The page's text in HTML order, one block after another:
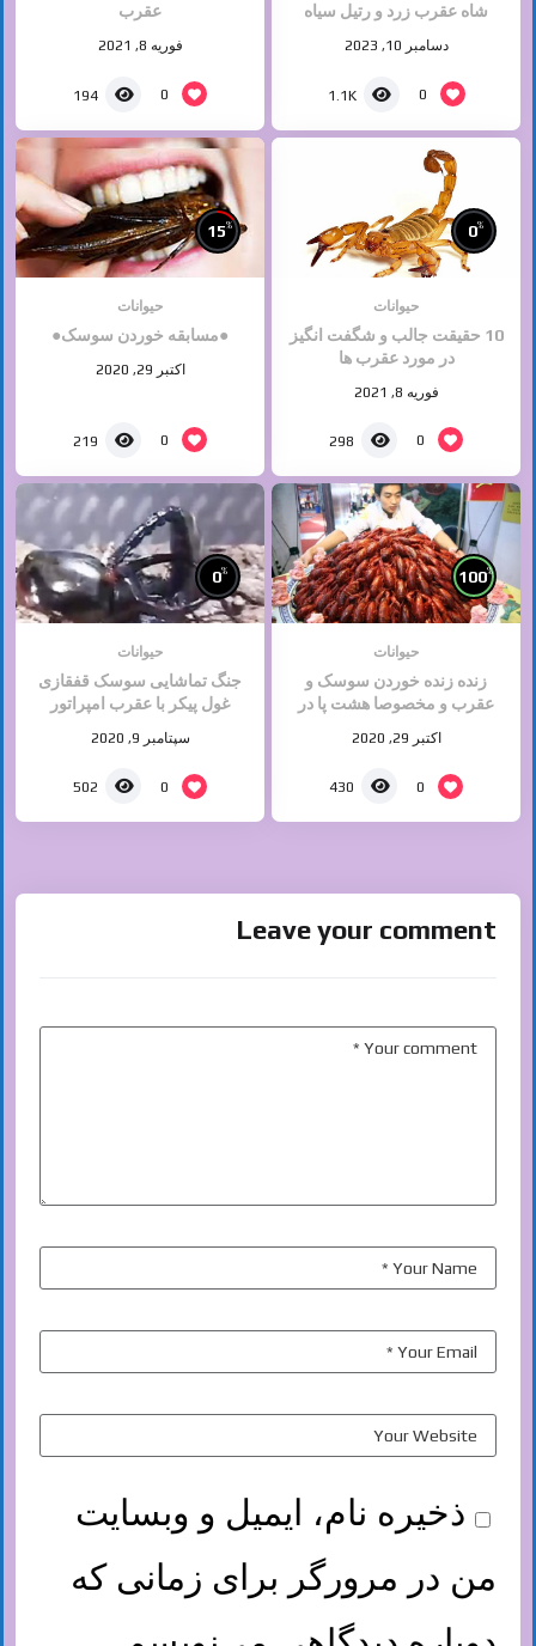
شاه عقرب زرد و رتیل سیاه
دسامبر 10, 2023
0
1.1K
عقرب
فوریه 8, 2021
0
194
0%
حیوانات
10 حقیقت جالب و شگفت انگیز
در مورد عقرب ها
فوریه 8, 2021
0
298
15%
حیوانات
●مسابقه خوردن سوسک●
اکتبر 29, 2020
0
219
100%
حیوانات
زنده زنده خوردن سوسک و
عقرب و مخصوصا هشت پا در
اکتبر 29, 2020
0
430
0%
حیوانات
جنگ تماشایی سوسک قفقازی
غول پیکر با عقرب امپراتور
سپتامبر 9, 2020
0
502
Leave your comment
ذخیره نام، ایمیل و وبسایت
من در مرورگر برای زمانی که